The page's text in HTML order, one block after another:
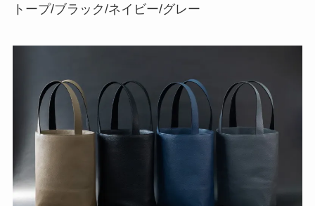
トープ/ブラック/ネイビー/グレー